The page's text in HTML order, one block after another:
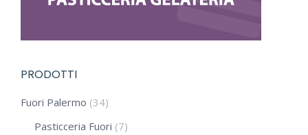
PRODOTTI
Fuori Palermo (34)
Pasticceria Fuori (7)